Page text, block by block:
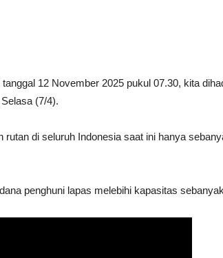
12 November 2025 pukul 07.30, kita
(7/4).
di seluruh Indonesia saat ini hanya
penghuni lapas melebihi kapasitas